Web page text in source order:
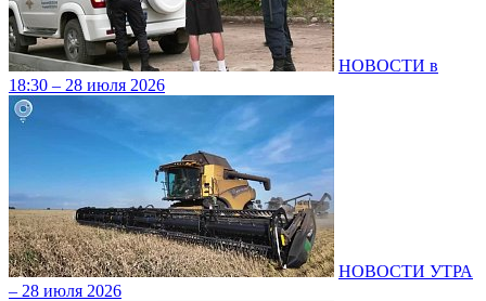
НОВОСТИ в
18:30 – 28 июля 2026
НОВОСТИ УТРА
– 28 июля 2026